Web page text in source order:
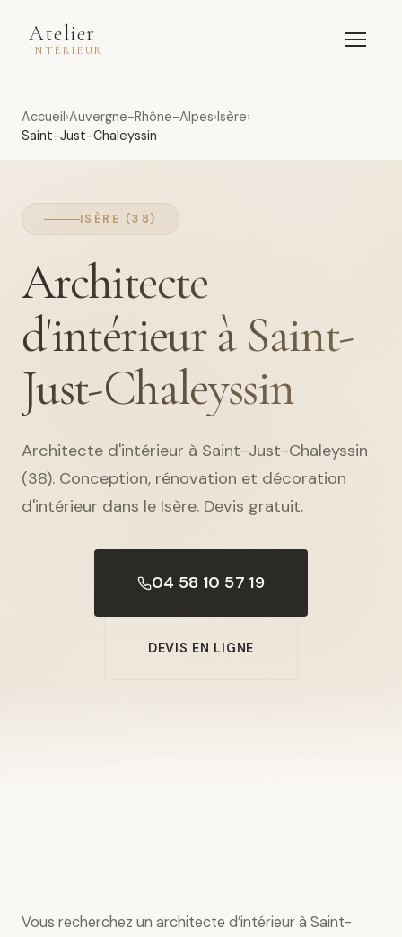
Atelier
INTÉRIEUR
Accueil Auvergne-Rhône-Alpes Isère
Saint-Just-Chaleyssin
ISÈRE (38)
Architecte
d'intérieur à Saint-
Just-Chaleyssin
Architecte d'intérieur à Saint-Just-Chaleyssin
(38). Conception, rénovation et décoration
d'intérieur dans le Isère. Devis gratuit.
04 58 10 57 19
DEVIS EN LIGNE
Vous recherchez un architecte d’intérieur à Saint-